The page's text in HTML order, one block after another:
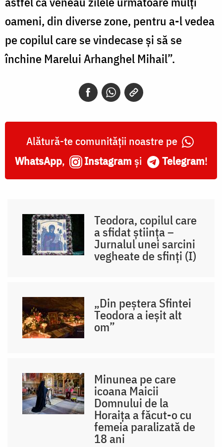
oameni, din diverse zone, pentru a-l vedea
pe copilul care se vindecase și să se
închine Marelui Arhanghel Mihail”.
Alătură-te comunității noastre pe
WhatsApp, Instagram și Telegram!
Teodora, copilul care
a sfidat știința –
Jurnalul unei sarcini
vegheate de sfinți (I)
„Din peștera Sfintei
Teodora a ieșit alt
om”
Minunea pe care
icoana Maicii
Domnului de la
Horaița a făcut-o cu
femeia paralizată de
18 ani